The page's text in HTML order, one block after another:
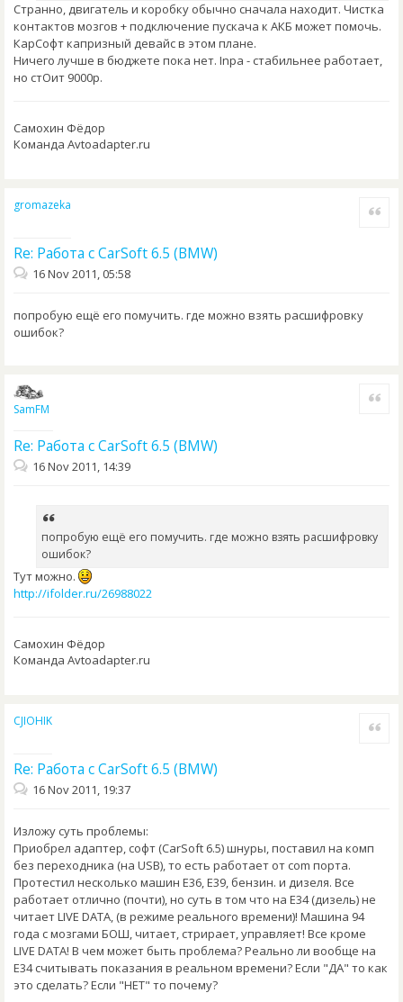
Странно, двигатель и коробку обычно сначала находит. Чистка
контактов мозгов + подключение пускача к АКБ может помочь.
КарСофт капризный девайс в этом плане.
Ничего лучше в бюджете пока нет. Inpa - стабильнее работает,
но стОит 9000р.
Самохин Фёдор
Команда Avtoadapter.ru
gromazeka
Re: Работа с CarSoft 6.5 (BMW)
Quote
16 Nov 2011, 05:58
попробую ещё его помучить. где можно взять расшифровку
ошибок?
SamFM
Re: Работа с CarSoft 6.5 (BMW)
Quote
16 Nov 2011, 14:39
попробую ещё его помучить. где можно взять расшифровку
ошибок?
Тут можно.
http://ifolder.ru/26988022
Самохин Фёдор
Команда Avtoadapter.ru
CJIOHIK
Re: Работа с CarSoft 6.5 (BMW)
Quote
16 Nov 2011, 19:37
Изложу суть проблемы:
Приобрел адаптер, софт (CarSoft 6.5) шнуры, поставил на комп
без переходника (на USB), то есть работает от com порта.
Протестил несколько машин Е36, Е39, бензин. и дизеля. Все
работает отлично (почти), но суть в том что на Е34 (дизель) не
читает LIVE DATA, (в режиме реального времени)! Машина 94
года с мозгами БОШ, читает, стрирает, управляет! Все кроме
LIVE DATA! В чем может быть проблема? Реально ли вообще на
Е34 считывать показания в реальном времени? Если "ДА" то как
это сделать? Если "НЕТ" то почему?